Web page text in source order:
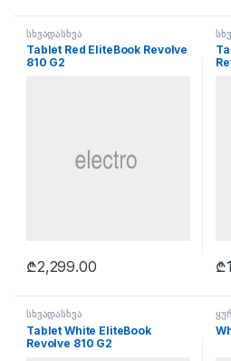
სხვადასხვა
Tablet Red EliteBook Revolve
810 G2
₾2,299.00 ₾
სხვადასხვა
Tablet White EliteBook
Revolve 810 G2